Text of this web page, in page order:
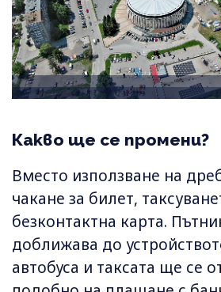
Какво ще се промени?
Вместо използване на
чакане за билет,
безконтактна карта.
доближава до
автобуса и таксата ще се